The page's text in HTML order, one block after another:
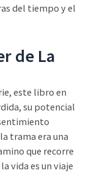
del tiempo y el
de La
este libro en
su potencial
trama era una
que recorre
vida es un viaje